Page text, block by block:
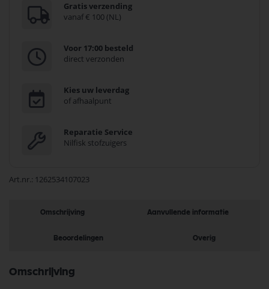
Gratis verzending
vanaf € 100 (NL)
Voor 17:00 besteld
direct verzonden
Kies uw leverdag
of afhaalpunt
Reparatie Service
Nilfisk stofzuigers
Art.nr. 1262534107023
Omschrijving Aanvullende informatie
Beoordelingen Overig
Omschrijving